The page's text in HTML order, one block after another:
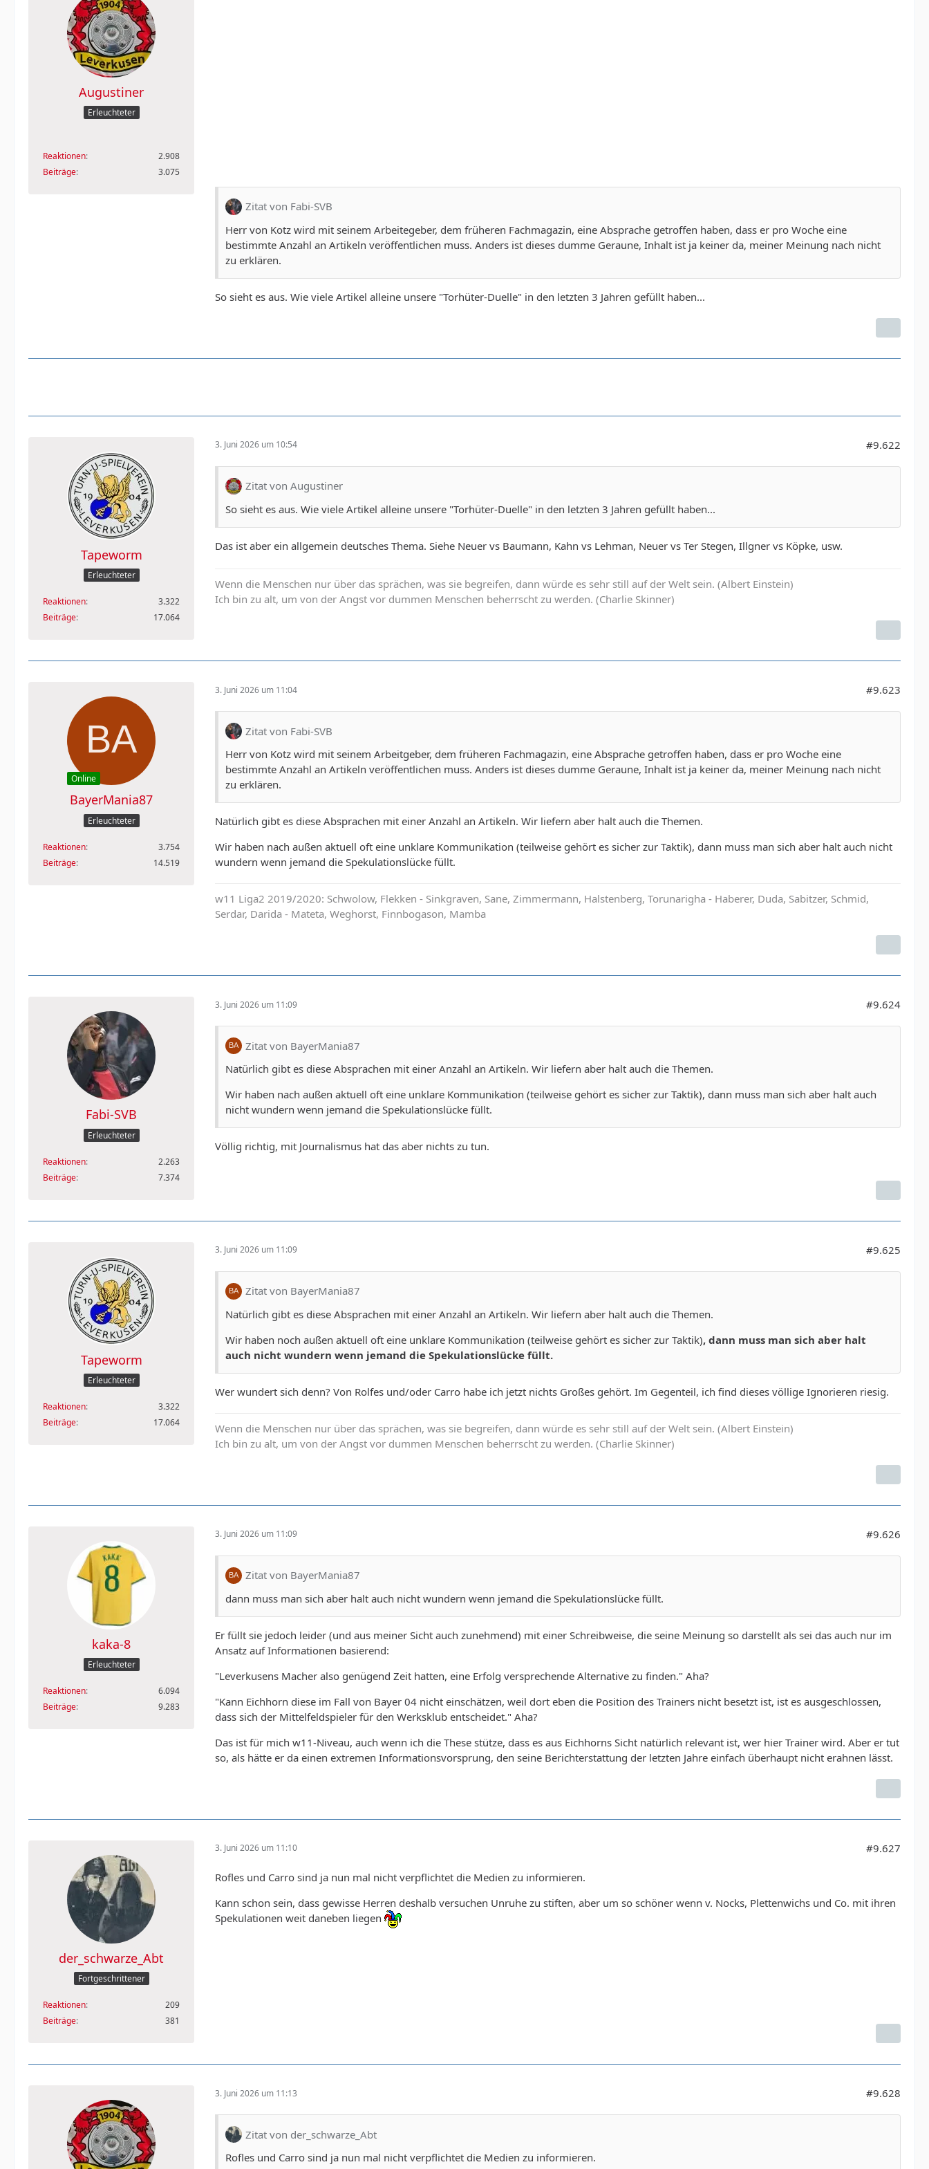
Augustiner
Erleuchteter
Reaktionen
2.908
Beiträge
3.075
Zitat von Fabi-SVB
Herr von Kotz wird mit seinem Arbeitegeber, dem früheren Fachmagazin, eine Absprache getroffen haben, dass er pro Woche eine
bestimmte Anzahl an Artikeln veröffentlichen muss. Anders ist dieses dumme Geraune, Inhalt ist ja keiner da, meiner Meinung nach nicht
zu erklären.
So sieht es aus. Wie viele Artikel alleine unsere "Torhüter-Duelle" in den letzten 3 Jahren gefüllt haben...
Tapeworm
Erleuchteter
Reaktionen
3.322
Beiträge
17.064
3. Juni 2026 um 10:54 #9.622
Zitat von Augustiner
So sieht es aus. Wie viele Artikel alleine unsere "Torhüter-Duelle" in den letzten 3 Jahren gefüllt haben...
Das ist aber ein allgemein deutsches Thema. Siehe Neuer vs Baumann, Kahn vs Lehman, Neuer vs Ter Stegen, Illgner vs Köpke, usw.
Wenn die Menschen nur über das sprächen, was sie begreifen, dann würde es sehr still auf der Welt sein. (Albert Einstein)
Ich bin zu alt, um von der Angst vor dummen Menschen beherrscht zu werden. (Charlie Skinner)
Online
BayerMania87
Erleuchteter
Reaktionen
3.754
Beiträge
14.519
3. Juni 2026 um 11:04 #9.623
Zitat von Fabi-SVB
Herr von Kotz wird mit seinem Arbeitgeber, dem früheren Fachmagazin, eine Absprache getroffen haben, dass er pro Woche eine
bestimmte Anzahl an Artikeln veröffentlichen muss. Anders ist dieses dumme Geraune, Inhalt ist ja keiner da, meiner Meinung nach nicht
zu erklären.
Natürlich gibt es diese Absprachen mit einer Anzahl an Artikeln. Wir liefern aber halt auch die Themen.
Wir haben nach außen aktuell oft eine unklare Kommunikation (teilweise gehört es sicher zur Taktik), dann muss man sich aber halt auch nicht
wundern wenn jemand die Spekulationslücke füllt.
w11 Liga2 2019/2020: Schwolow, Flekken - Sinkgraven, Sane, Zimmermann, Halstenberg, Torunarigha - Haberer, Duda, Sabitzer, Schmid,
Serdar, Darida - Mateta, Weghorst, Finnbogason, Mamba
Fabi-SVB
Erleuchteter
Reaktionen
2.263
Beiträge
7.374
3. Juni 2026 um 11:09 #9.624
Zitat von BayerMania87
Natürlich gibt es diese Absprachen mit einer Anzahl an Artikeln. Wir liefern aber halt auch die Themen.
Wir haben nach außen aktuell oft eine unklare Kommunikation (teilweise gehört es sicher zur Taktik), dann muss man sich aber halt auch
nicht wundern wenn jemand die Spekulationslücke füllt.
Völlig richtig, mit Journalismus hat das aber nichts zu tun.
Tapeworm
Erleuchteter
Reaktionen
3.322
Beiträge
17.064
3. Juni 2026 um 11:09 #9.625
Zitat von BayerMania87
Natürlich gibt es diese Absprachen mit einer Anzahl an Artikeln. Wir liefern aber halt auch die Themen.
Wir haben noch außen aktuell oft eine unklare Kommunikation (teilweise gehört es sicher zur Taktik), dann muss man sich aber halt
auch nicht wundern wenn jemand die Spekulationslücke füllt.
Wer wundert sich denn? Von Rolfes und/oder Carro habe ich jetzt nichts Großes gehört. Im Gegenteil, ich find dieses völlige Ignorieren riesig.
Wenn die Menschen nur über das sprächen, was sie begreifen, dann würde es sehr still auf der Welt sein. (Albert Einstein)
Ich bin zu alt, um von der Angst vor dummen Menschen beherrscht zu werden. (Charlie Skinner)
kaka-8
Erleuchteter
Reaktionen
6.094
Beiträge
9.283
3. Juni 2026 um 11:09 #9.626
Zitat von BayerMania87
dann muss man sich aber halt auch nicht wundern wenn jemand die Spekulationslücke füllt.
Er füllt sie jedoch leider (und aus meiner Sicht auch zunehmend) mit einer Schreibweise, die seine Meinung so darstellt als sei das auch nur im
Ansatz auf Informationen basierend:
"Leverkusens Macher also genügend Zeit hatten, eine Erfolg versprechende Alternative zu finden." Aha?
"Kann Eichhorn diese im Fall von Bayer 04 nicht einschätzen, weil dort eben die Position des Trainers nicht besetzt ist, ist es ausgeschlossen,
dass sich der Mittelfeldspieler für den Werksklub entscheidet." Aha?
Das ist für mich w11-Niveau, auch wenn ich die These stütze, dass es aus Eichhorns Sicht natürlich relevant ist, wer hier Trainer wird. Aber er tut
so, als hätte er da einen extremen Informationsvorsprung, den seine Berichterstattung der letzten Jahre einfach überhaupt nicht erahnen lässt.
der_schwarze_Abt
Fortgeschrittener
Reaktionen
209
Beiträge
381
3. Juni 2026 um 11:10 #9.627
Rofles und Carro sind ja nun mal nicht verpflichtet die Medien zu informieren.
Kann schon sein, dass gewisse Herren deshalb versuchen Unruhe zu stiften, aber um so schöner wenn v. Nocks, Plettenwichs und Co. mit ihren
Spekulationen weit daneben liegen
3. Juni 2026 um 11:13 #9.628
Zitat von der_schwarze_Abt
Rofles und Carro sind ja nun mal nicht verpflichtet die Medien zu informieren.